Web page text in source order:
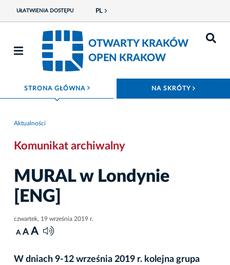
UŁATWIENIA DOSTĘPU PL
OTWARTY KRAKÓW
OPEN KRAKOW
STRONA GŁÓWNA ROZWIŃ MENU NA SKRÓTY
Aktualności
Komunikat archiwalny
MURAL w Londynie
[ENG]
czwartek, 19 września 2019 r.
A A A
W dniach 9-12 września 2019 r. kolejna grupa